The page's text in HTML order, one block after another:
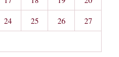
24 25 26
27